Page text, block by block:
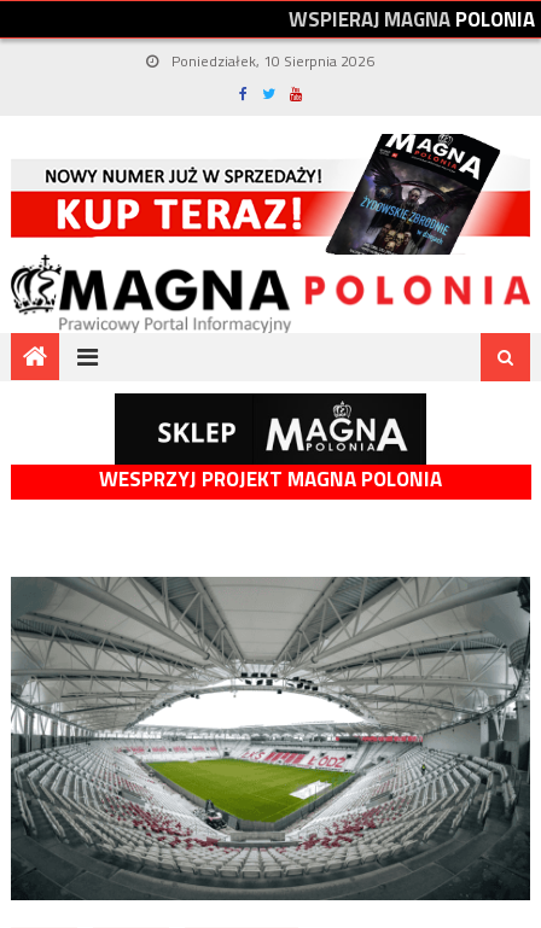
WSPIERAJMAGNAPOLONIA
Poniedziałek, 10 Sierpnia 2026
WESPRZYJ PROJEKT MAGNA POLONIA